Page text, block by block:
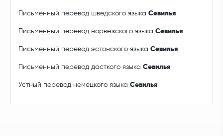
Письменный перевод шведского языкаСевилья
Письменный перевод норвежского языкаСевилья
Письменный перевод эстонского языкаСевилья
Письменный перевод дасткого языкаСевилья
Устный перевод немецкого языкаСевилья